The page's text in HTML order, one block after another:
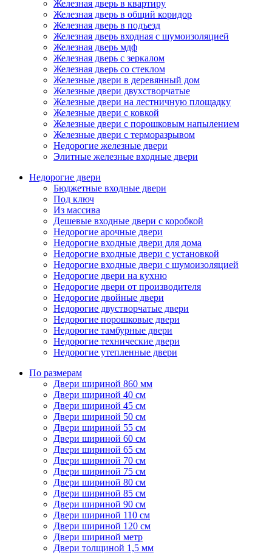
Железная дверь в квартиру
Железная дверь в общий коридор
Железная дверь в подъезд
Железная дверь входная с шумоизоляцией
Железная дверь мдф
Железная дверь с зеркалом
Железная дверь со стеклом
Железные двери в деревянный дом
Железные двери двухстворчатые
Железные двери на лестничную площадку
Железные двери с ковкой
Железные двери с порошковым напылением
Железные двери с терморазрывом
Недорогие железные двери
Элитные железные входные двери
Недорогие двери
Бюджетные входные двери
Под ключ
Из массива
Дешевые входные двери с коробкой
Недорогие арочные двери
Недорогие входные двери для дома
Недорогие входные двери с установкой
Недорогие входные двери с шумоизоляцией
Недорогие двери на кухню
Недорогие двери от производителя
Недорогие двойные двери
Недорогие двустворчатые двери
Недорогие порошковые двери
Недорогие тамбурные двери
Недорогие технические двери
Недорогие утепленные двери
По размерам
Двери шириной 860 мм
Двери шириной 40 см
Двери шириной 45 см
Двери шириной 50 см
Двери шириной 55 см
Двери шириной 60 см
Двери шириной 65 см
Двери шириной 70 см
Двери шириной 75 см
Двери шириной 80 см
Двери шириной 85 см
Двери шириной 90 см
Двери шириной 110 см
Двери шириной 120 см
Двери шириной метр
Двери толщиной 1,5 мм